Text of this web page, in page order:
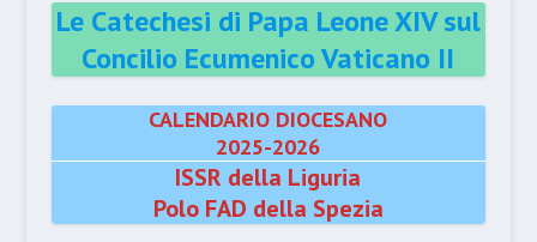
Le Catechesi di Papa Leone XIV sul
Concilio Ecumenico Vaticano II
CALENDARIO DIOCESANO
2025-2026
ISSR della Liguria
Polo FAD della Spezia